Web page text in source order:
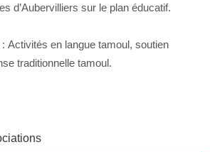
d’Aubervilliers sur le plan éducatif.
: Activités en langue tamoul, soutien
traditionnelle tamoul.